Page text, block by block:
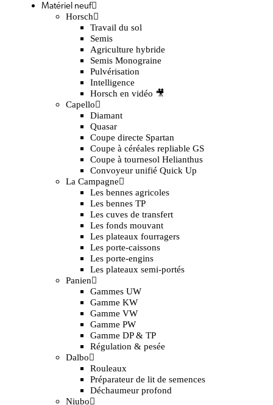
Matériel neuf
Horsch
Travail du sol
Semis
Agriculture hybride
Semis Monograine
Pulvérisation
Intelligence
Horsch en vidéo 🎥
Capello
Diamant
Quasar
Coupe directe Spartan
Coupe à céréales repliable GS
Coupe à tournesol Helianthus
Convoyeur unifié Quick Up
La Campagne
Les bennes agricoles
Les bennes TP
Les cuves de transfert
Les fonds mouvant
Les plateaux fourragers
Les porte-caissons
Les porte-engins
Les plateaux semi-portés
Panien
Gammes UW
Gamme KW
Gamme VW
Gamme PW
Gamme DP & TP
Régulation & pesée
Dalbo
Rouleaux
Préparateur de lit de semences
Déchaumeur profond
Niubo